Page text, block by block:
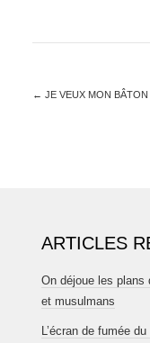
← JE VEUX MON
ARTICLES
On déjoue les plans
et musulmans
L’écran de fumée